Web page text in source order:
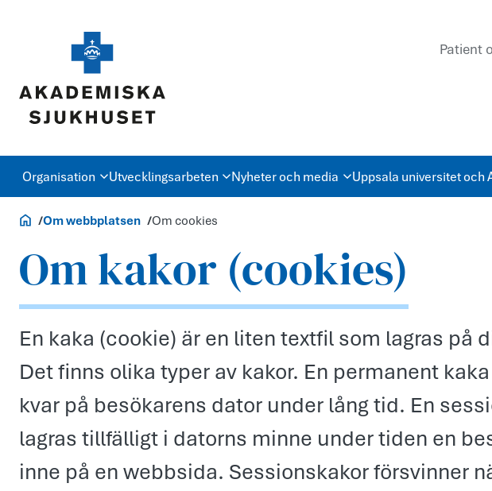
Patient
Organisation Utvecklingsarbeten Nyheter och media Uppsala universitet och
Om oss
Om webbplatsen Om cookies
Om kakor (cookies)
En kaka (cookie) är en liten textfil som lagras på
Det finns olika typer av kakor. En permanent
kvar på besökarens dator under lång tid. En
lagras tillfälligt i datorns minne under tiden en
inne på en webbsida. Sessionskakor försvinner